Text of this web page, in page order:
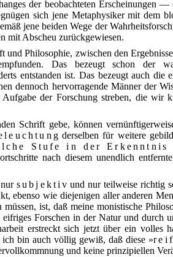
der beobachteten
sich jene Metaphysiker mit dem
jene beiden Wege der
mit Abscheu zurückgewiesen.
Philosophie, zwischen den
Das bezeugt schon der
entstanden ist. Das bezeugt auch die
dennoch hervorragende Männer der
der Forschung streben, die wir
Schrift gebe, können
derselben für weitere
Stufe in der Erkenntnis
nach diesem unendlich
subjektiv und nur teilweise richtig
ebenso wie diejenigen aller anderen
ist, daß meine monistische
Forschen in der Natur und durch
erstreckt sich jetzt über ein volles
bin auch völlig gewiß, daß diese »
und keine prinzipiellen